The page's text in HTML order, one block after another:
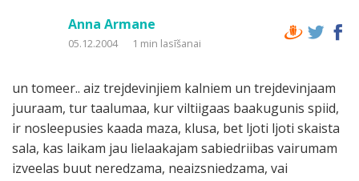
Anna Armane
05.12.2004 1 min lasīšanai
un tomeer.. aiz trejdevinjiem kalniem un trejdevinjaam
juuraam, tur taalumaa, kur viltiigaas baakugunis spiid,
ir nosleepusies kaada maza, klusa, bet ljoti ljoti skaista
sala, kas laikam jau lielaakajam sabiedriibas vairumam
izveelas buut neredzama, neaizsniedzama, vai